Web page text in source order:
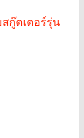
สกู๊ตเตอร์รุ่น